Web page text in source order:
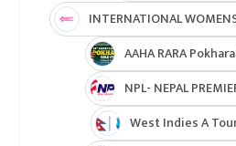
INTERNATIONAL
AAHA RARA
NPL- NEPAL
West Indies A